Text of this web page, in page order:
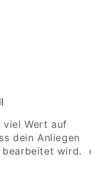
viel Wert auf
dein Anliegen
wird.